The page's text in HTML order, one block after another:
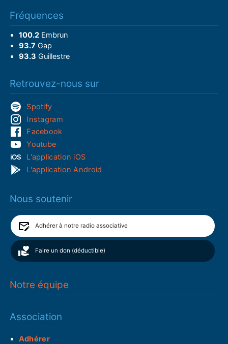
Fréquences
100.2Embrun
93.7 Gap
93.3 Guillestre
Retrouvez-nous sur
Spotify
Instagram
Facebook
Youtube
L'application iOS
L'application Android
Nous soutenir
Adhérer à notre radio associative
Faire un don (déductible)
Notre équipe
Association
Adhérer